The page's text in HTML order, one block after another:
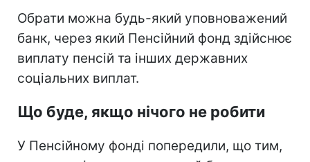
Обрати можна будь-який уповноважений
банк, через який Пенсійний фонд здійснює
виплату пенсій та інших державних
соціальних виплат.
Що буде, якщо нічого не робити
У Пенсійному фонді попередили, що тим,